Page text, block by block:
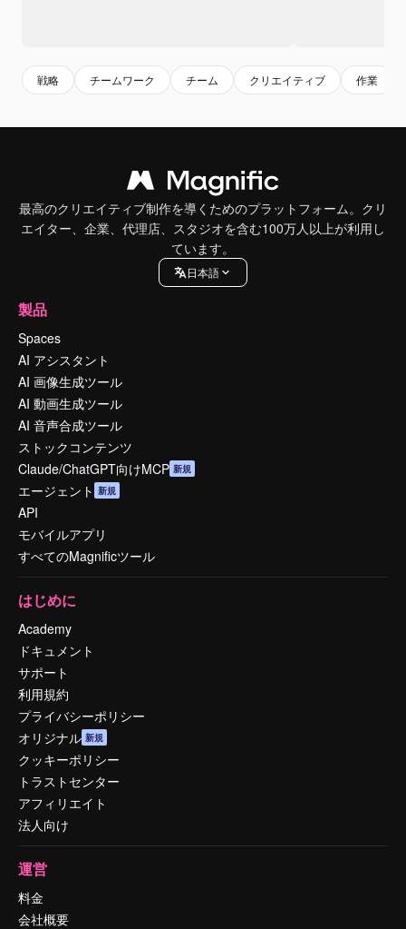
戦略 チームワーク チーム クリエイティブ 作業
最高のクリエイティブ制作を導くためのプラットフォーム。クリ
エイター、企業、代理店、スタジオを含む100万人以上が利用し
ています。
日本語
製品
Spaces
AI アシスタント
AI 画像生成ツール
AI 動画生成ツール
AI 音声合成ツール
ストックコンテンツ
Claude/ChatGPT向けMCP 新規
エージェント 新規
API
モバイルアプリ
すべてのMagnificツール
はじめに
Academy
ドキュメント
サポート
利用規約
プライバシーポリシー
オリジナル 新規
クッキーポリシー
トラストセンター
アフィリエイト
法人向け
運営
料金
会社概要